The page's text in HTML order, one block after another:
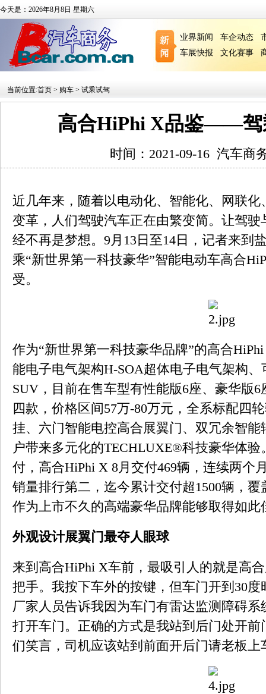
今天是：2026年8月8日 星期六
业界新闻 车企动态
车展快报
文化赛事
当前位置:首页 > 购车 > 试乘试驾
高合HiPhi X品鉴——驾
时间：2021-09-16 汽车商
近几年来，随着以电动化、智能化、网联
变革，人们驾驶汽车正在由繁变简。让驾
经不再是梦想。9月13日至14日，记者来到
乘“新世界第一科技豪华”智能电动车高合
受。
作为“新世界第一科技豪华品牌”的高合
能电子电气架构H-SOA超体电子电气架构
SUV，目前在售车型有性能版6座、豪华版
四款，价格区间57万-80万元，全系标配四
挂、六门智能电控高合展翼门、双冗余智
户带来多元化的TECHLUXE®科技豪华体
付，高合HiPhi X 8月交付469辆，连续两个
销量排行第二，迄今累计交付超1500辆，
作为上市不久的高端豪华品牌能够取得如此
外观设计展翼门最夺人眼球
来到高合HiPhi X车前，最吸引人的就是高
把手。我按下车外的按键，但车门开到30
厂家人员告诉我因为车门有雷达监测障碍
打开车门。正确的方式是我站到后门处开
们笑言，司机应该站到前面开后门请老板上